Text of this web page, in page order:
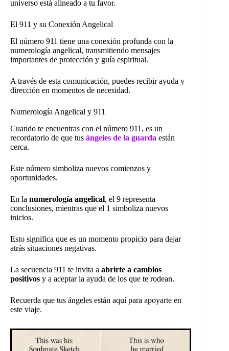
universo está alineado a tu favor.
El 911 y su Conexión Angelical
El número 911 tiene una conexión profunda con la
numerología angelical, transmitiendo mensajes
importantes de protección y guía espiritual.
A través de esta comunicación, puedes recibir ayuda y
dirección en momentos de necesidad.
Numerología Angelical y 911
Cuando te encuentras con el número 911, es un
recordatorio de que tus ángeles de la guarda están
cerca.
Este número simboliza nuevos comienzos y
oportunidades.
En la numerología angelical, el 9 representa
conclusiones, mientras que el 1 simboliza nuevos
inicios.
Esto significa que es un momento propicio para dejar
atrás situaciones negativas.
La secuencia 911 te invita a abrirte a cambios
positivos y a aceptar la ayuda de los que te rodean.
Recuerda que tus ángeles están aquí para apoyarte en
este viaje.